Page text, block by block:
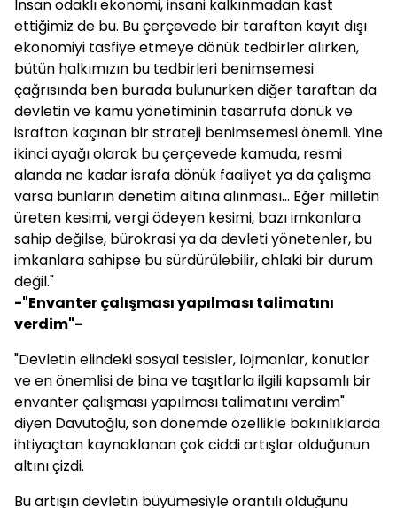
İnsan odaklı ekonomi, insani kalkınmadan kast
ettiğimiz de bu. Bu çerçevede bir taraftan kayıt dışı
ekonomiyi tasfiye etmeye dönük tedbirler alırken,
bütün halkımızın bu tedbirleri benimsemesi
çağrısında ben burada bulunurken diğer taraftan da
devletin ve kamu yönetiminin tasarrufa dönük ve
israftan kaçınan bir strateji benimsemesi önemli. Yine
ikinci ayağı olarak bu çerçevede kamuda, resmi
alanda ne kadar israfa dönük faaliyet ya da çalışma
varsa bunların denetim altına alınması... Eğer milletin
üreten kesimi, vergi ödeyen kesimi, bazı imkanlara
sahip değilse, bürokrasi ya da devleti yönetenler, bu
imkanlara sahipse bu sürdürülebilir, ahlaki bir durum
değil."
-"Envanter çalışması yapılması talimatını
verdim"-
"Devletin elindeki sosyal tesisler, lojmanlar, konutlar
ve en önemlisi de bina ve taşıtlarla ilgili kapsamlı bir
envanter çalışması yapılması talimatını verdim"
diyen Davutoğlu, son dönemde özellikle bakınlıklarda
ihtiyaçtan kaynaklanan çok ciddi artışlar olduğunun
altını çizdi.
Bu artışın devletin büyümesiyle orantılı olduğunu